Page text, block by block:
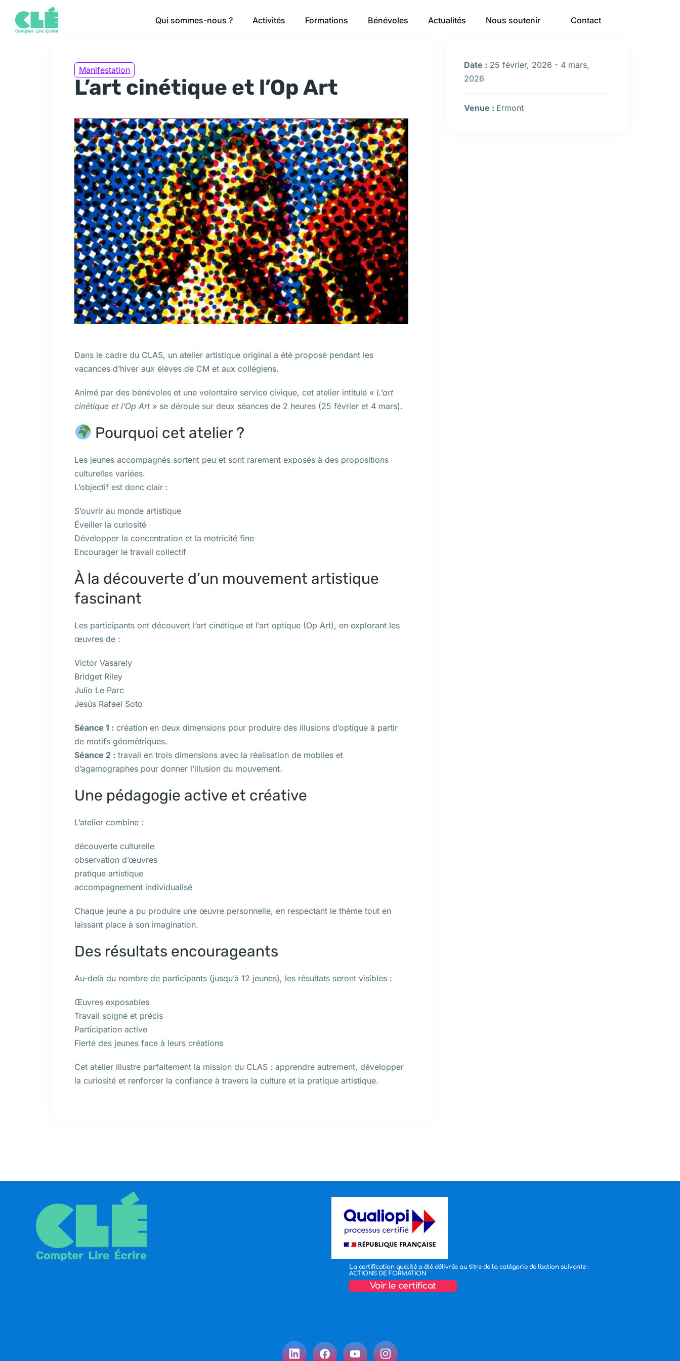
Qui sommes-nous ? Activités Formations Bénévoles Actualités Nous soutenir Contact
Manifestation
L’art cinétique et l’Op Art
Dans le cadre du CLAS, un atelier artistique original a été proposé pendant les
vacances d’hiver aux élèves de CM et aux collégiens.
Animé par des bénévoles et une volontaire service civique, cet atelier intitulé « L’art
cinétique et l’Op Art » se déroule sur deux séances de 2 heures (25 février et 4 mars).
Pourquoi cet atelier ?
Les jeunes accompagnés sortent peu et sont rarement exposés à des propositions
culturelles variées.
L’objectif est donc clair :
S’ouvrir au monde artistique
Éveiller la curiosité
Développer la concentration et la motricité fine
Encourager le travail collectif
À la découverte d’un mouvement artistique
fascinant
Les participants ont découvert l’art cinétique et l’art optique (Op Art), en explorant les
œuvres de :
Victor Vasarely
Bridget Riley
Julio Le Parc
Jesús Rafael Soto
Séance 1 : création en deux dimensions pour produire des illusions d’optique à partir
de motifs géométriques.
Séance 2 : travail en trois dimensions avec la réalisation de mobiles et
d’agamographes pour donner l’illusion du mouvement.
Une pédagogie active et créative
L’atelier combine :
découverte culturelle
observation d’œuvres
pratique artistique
accompagnement individualisé
Chaque jeune a pu produire une œuvre personnelle, en respectant le thème tout en
laissant place à son imagination.
Des résultats encourageants
Au-delà du nombre de participants (jusqu’à 12 jeunes), les résultats seront visibles :
Œuvres exposables
Travail soigné et précis
Participation active
Fierté des jeunes face à leurs créations
Cet atelier illustre parfaitement la mission du CLAS : apprendre autrement, développer
la curiosité et renforcer la confiance à travers la culture et la pratique artistique.
Date : 25 février, 2026 - 4 mars,
2026
Venue : Ermont
La certification qualité a été délivrée au titre de la catégorie de l'action suivante :
ACTIONS DE FORMATION
Voir le certificat